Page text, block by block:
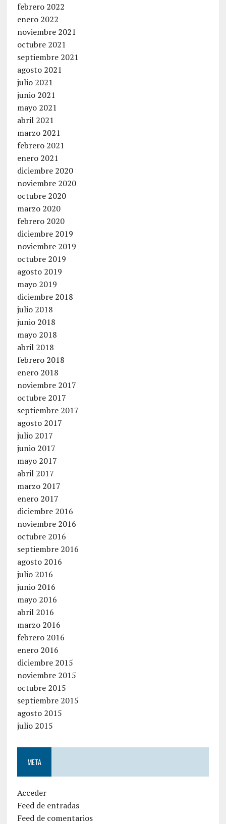
febrero 2022
enero 2022
noviembre 2021
octubre 2021
septiembre 2021
agosto 2021
julio 2021
junio 2021
mayo 2021
abril 2021
marzo 2021
febrero 2021
enero 2021
diciembre 2020
noviembre 2020
octubre 2020
marzo 2020
febrero 2020
diciembre 2019
noviembre 2019
octubre 2019
agosto 2019
mayo 2019
diciembre 2018
julio 2018
junio 2018
mayo 2018
abril 2018
febrero 2018
enero 2018
noviembre 2017
octubre 2017
septiembre 2017
agosto 2017
julio 2017
junio 2017
mayo 2017
abril 2017
marzo 2017
enero 2017
diciembre 2016
noviembre 2016
octubre 2016
septiembre 2016
agosto 2016
julio 2016
junio 2016
mayo 2016
abril 2016
marzo 2016
febrero 2016
enero 2016
diciembre 2015
noviembre 2015
octubre 2015
septiembre 2015
agosto 2015
julio 2015
META
Acceder
Feed de entradas
Feed de comentarios